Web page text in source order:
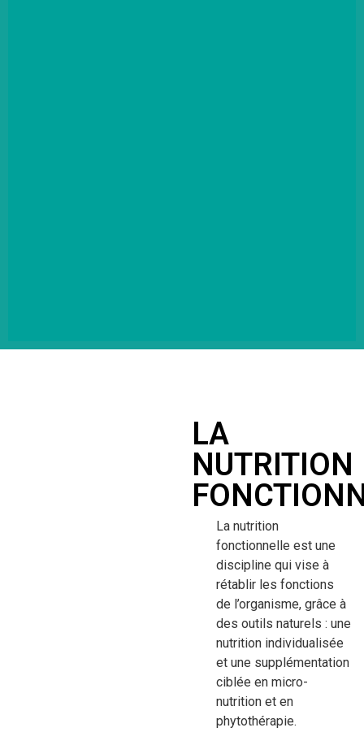
LA
NUTRITION
La nutrition
fonctionnelle est une
discipline qui vise à
rétablir les fonctions
de l’organisme, grâce à
des outils naturels : une
nutrition individualisée
et une supplémentation
ciblée en micro-
nutrition et en
phytothérapie.